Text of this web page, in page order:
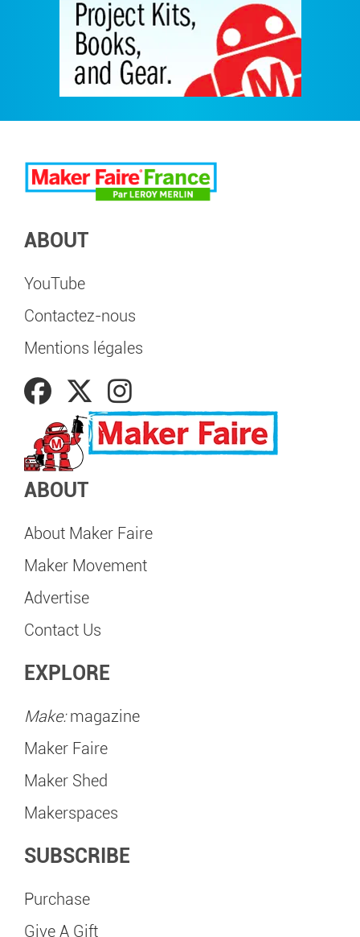
ABOUT
YouTube
Contactez-nous
Mentions légales
ABOUT
About Maker Faire
Maker Movement
Advertise
Contact Us
EXPLORE
Make:magazine
Maker Faire
Maker Shed
Makerspaces
SUBSCRIBE
Purchase
Give A Gift